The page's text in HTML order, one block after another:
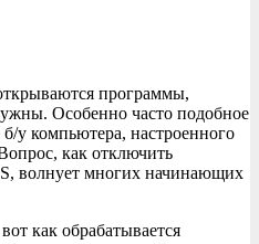
программы,
Особенно часто подобное
у компьютера, настроенного
как отключить
волнует многих начинающих
как обрабатывается